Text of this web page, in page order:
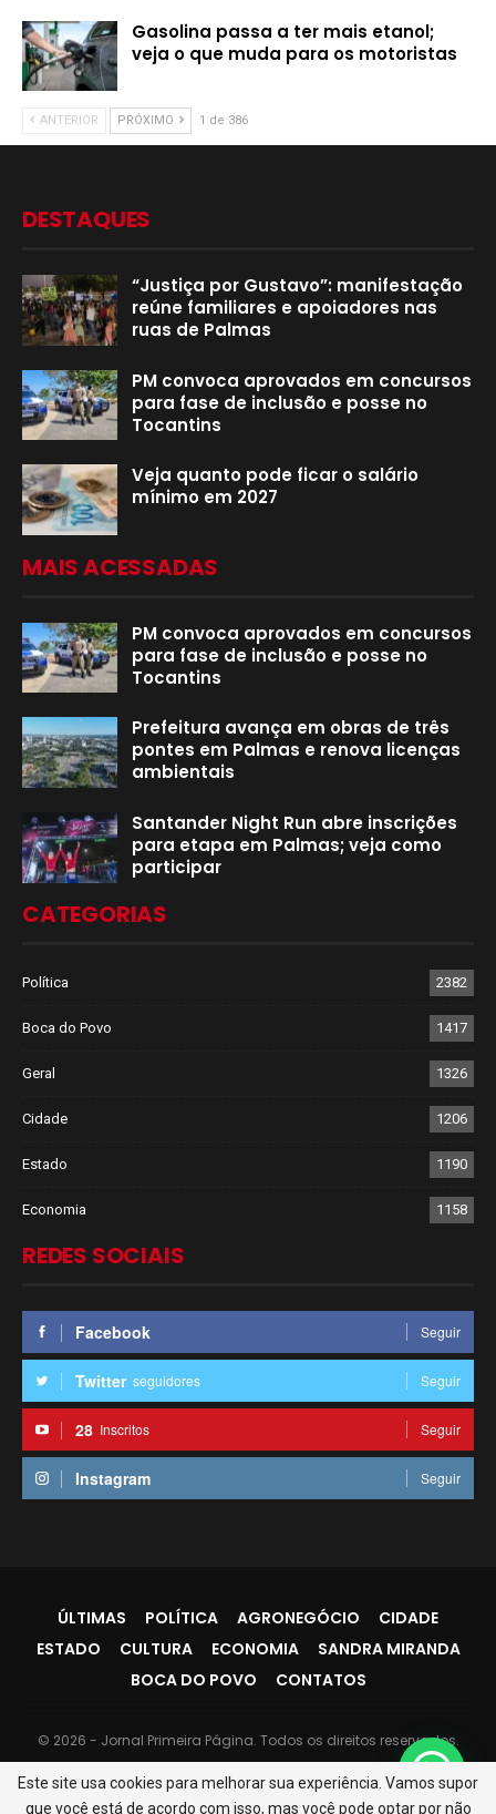
Gasolina passa a ter mais etanol;
veja o que muda para os motoristas
ANTERIOR PRÓXIMO 1 de 386
DESTAQUES
“Justiça por Gustavo”: manifestação
reúne familiares e apoiadores nas
ruas de Palmas
PM convoca aprovados em concursos
para fase de inclusão e posse no
Tocantins
Veja quanto pode ficar o salário
mínimo em 2027
MAIS ACESSADAS
PM convoca aprovados em concursos
para fase de inclusão e posse no
Tocantins
Prefeitura avança em obras de três
pontes em Palmas e renova licenças
ambientais
Santander Night Run abre inscrições
para etapa em Palmas; veja como
participar
CATEGORIAS
Política 2382
Boca do Povo 1417
Geral 1326
Cidade 1206
Estado 1190
Economia 1158
REDES SOCIAIS
Facebook Seguir
Twitter seguidores Seguir
28 Inscritos Seguir
Instagram Seguir
ÚLTIMAS POLÍTICA AGRONEGÓCIO
CIDADE
ESTADO
CULTURA ECONOMIA
SANDRA MIRANDA
BOCA DO POVO
CONTATOS
© 2026 - Jornal Primeira Página. Todos os direitos reservados.
Este site usa cookies para melhorar sua experiência. Vamos supor
que você está de acordo com isso, mas você pode optar por não